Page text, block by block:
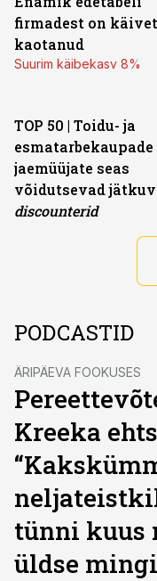
firmadest on käivet
kaotanud
Suurim käibekasv 8%
TOP 50 | Toidu- ja
esmatarbekaupade
jaemüüjate seas
võidutsevad
discounterid
PODCASTID
ÄRIPÄEVA FOOKUSES
Kreeka
tünni kuus
üldse